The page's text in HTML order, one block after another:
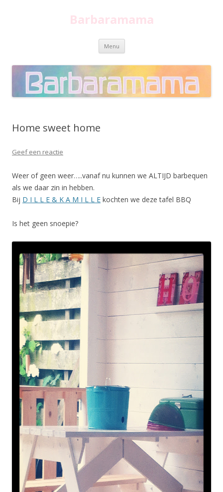
Barbaramama
Menu Spring
inhoud
Home sweet home
Geef een reactie
Weer of geen weer…..vanaf nu kunnen we ALTIJD barbequen
als we daar zin in hebben.
Bij D I L L E & K A M I L L E kochten we deze tafel BBQ
Is het geen snoepie?